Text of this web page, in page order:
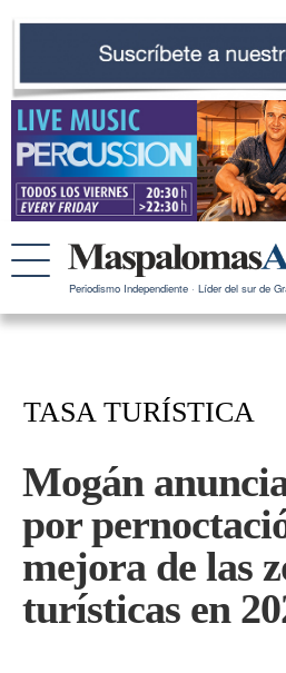
Periodismo Independiente · Líder del sur de
TASA TURÍSTICA
Mogán
por
mejora de las
turísticas en